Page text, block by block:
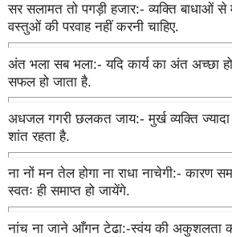
सर सलामत तो पगड़ी हजार:- व्यक्ति बाधाओं से
वस्तुओं की परवाह नहीं करनी चाहिए.
अंत भला सब भला:- यदि कार्य का अंत अच्छा हो
सफल हो जाता है.
अधजल गगरी छलकत जाय:- मुर्ख व्यक्ति ज्यादा
शांत रहता है.
ना नों मन तेल होगा ना राधा नाचेगी:- कारण
स्वतः ही समाप्त हो जायेंगे.
नांच ना जाने आँगन टेढा:-स्वंय की अकुशलता